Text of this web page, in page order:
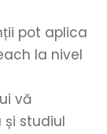
pot aplica
la nivel
vă
studiul